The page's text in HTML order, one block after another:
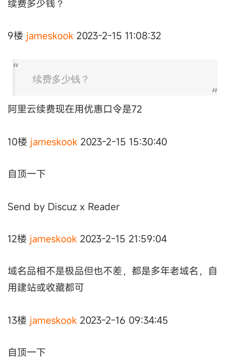
续费多少钱？
9楼 jameskook 2023-2-15 11:08:32
续费多少钱？
阿里云续费现在用优惠口令是72
10楼 jameskook 2023-2-15 15:30:40
自顶一下
Send by Discuz x Reader
12楼 jameskook 2023-2-15 21:59:04
域名品相不是极品但也不差，都是多年老域名，自
用建站或收藏都可
13楼 jameskook 2023-2-16 09:34:45
自顶一下